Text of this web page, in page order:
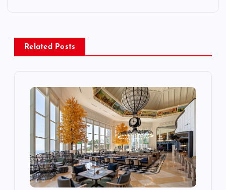
Related Posts